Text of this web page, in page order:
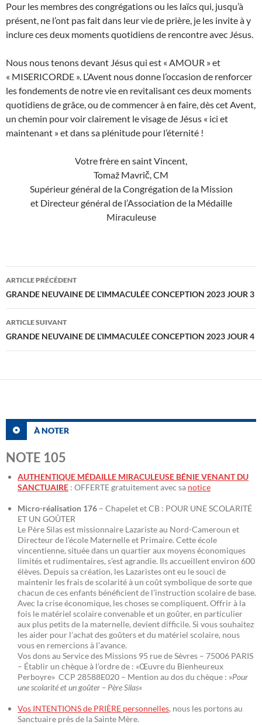
Pour les membres des congrégations ou les laïcs qui, jusqu’à
présent, ne l’ont pas fait dans leur vie de prière, je les invite à y
inclure ces deux moments quotidiens de rencontre avec Jésus.
Nous nous tenons devant Jésus qui est « AMOUR » et
« MISERICORDE ». L’Avent nous donne l’occasion de renforcer
les fondements de notre vie en revitalisant ces deux moments
quotidiens de grâce, ou de commencer à en faire, dès cet Avent,
un chemin pour voir clairement le visage de Jésus « ici et
maintenant » et dans sa plénitude pour l’éternité !
Votre frère en saint Vincent,
Tomaž Mavrič, CM
Supérieur général de la Congrégation de la Mission
et Directeur général de l’Association de la Médaille
Miraculeuse
Navigation
des
articles
ARTICLE PRÉCÉDENT
GRANDE NEUVAINE DE L’IMMACULÉE CONCEPTION 2023 JOUR 3
ARTICLE SUIVANT
GRANDE NEUVAINE DE L’IMMACULÉE CONCEPTION 2023 JOUR 4
À NOTER
NOTE 105
AUTHENTIQUE MÉDAILLE MIRACULEUSE BÉNIE VENANT DU
SANCTUAIRE : OFFERTE gratuitement avec sa notice
Micro-réalisation 176 – Chapelet et CB : POUR UNE SCOLARITÉ
ET UN GOÛTER
Le Père Silas est missionnaire Lazariste au Nord-Cameroun et
Directeur de l’école Maternelle et Primaire. Cette école
vincentienne, située dans un quartier aux moyens économiques
limités et rudimentaires, s’est agrandie. Ils accueillent environ 600
élèves. Depuis sa création, les Lazaristes ont eu le souci de
maintenir les frais de scolarité à un coût symbolique de sorte que
chacun de ces enfants bénéficient de l’instruction scolaire de base.
Avec la crise économique, les choses se compliquent. Offrir à la
fois le matériel scolaire convenable et un goûter, en particulier
aux plus petits de la maternelle, devient difficile. Si vous souhaitez
les aider pour l’achat des goûters et du matériel scolaire, nous
vous en remercions à l’avance.
Vos dons au Service des Missions 95 rue de Sèvres – 75006 PARIS
– Établir un chèque à l’ordre de : «Œuvre du Bienheureux
Perboyre» CCP 28588E020 – Mention au dos du chèque : »Pour
une scolarité et un goûter – Père Silas«
Vos INTENTIONS de PRIÈRE personnelles, nous les portons au
Sanctuaire près de la Sainte Mère.